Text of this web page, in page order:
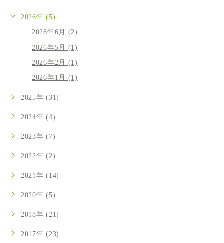
2026年 (5)
2026年6月 (2)
2026年5月 (1)
2026年2月 (1)
2026年1月 (1)
2025年 (31)
2024年 (4)
2023年 (7)
2022年 (2)
2021年 (14)
2020年 (5)
2018年 (21)
2017年 (23)